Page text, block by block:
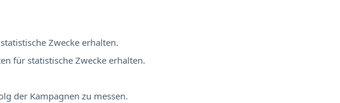
Zwecke erhalten.
für statistische Zwecke erhalten.
der Kampagnen zu messen.